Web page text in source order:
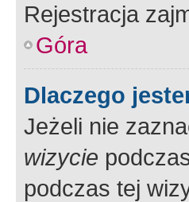
Rejestracja
Góra
Dlaczego
Jeżeli nie
wizycie
podczas tej